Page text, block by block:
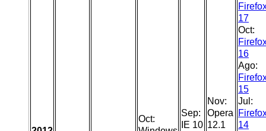
Oct:
Sep:
IE 10
Nov:
Opera
12.1
17
Oct:
16
Ago:
15
Jul:
14